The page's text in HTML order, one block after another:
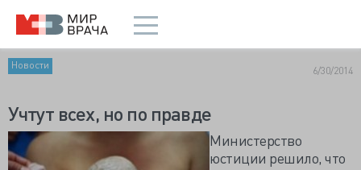
Новости 6/30/2014
Учтут всех, но по правде
Министерство
юстиции решило, что